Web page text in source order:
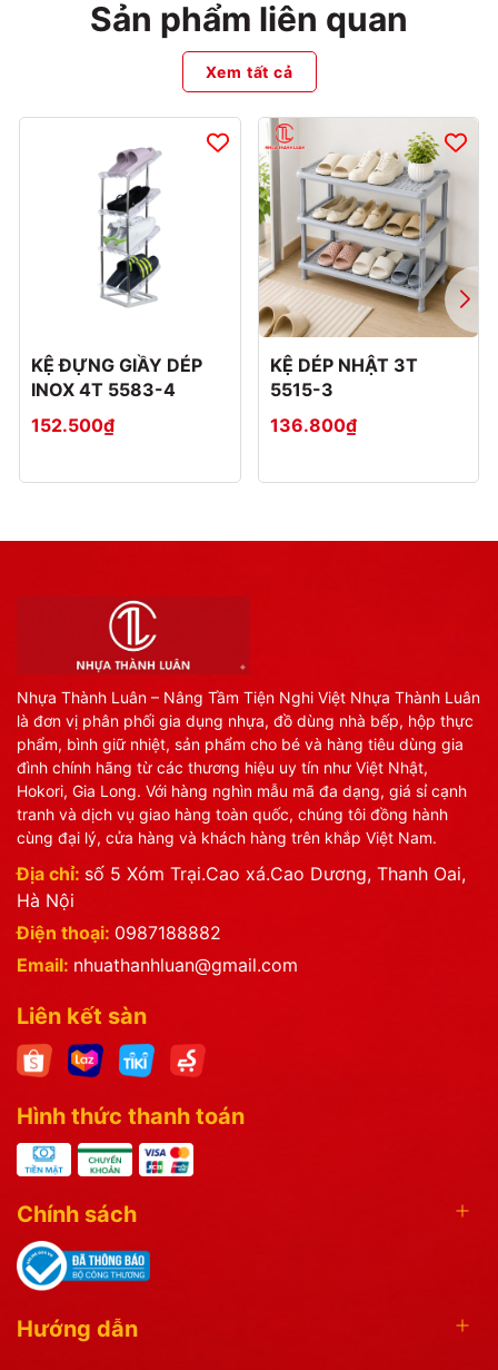
Sản phẩm liên quan
Xem tất cả
KỆ ĐỰNG GIẦY DÉP
INOX 4T 5583-4
152.500₫
KỆ DÉP NHẬT 3T
5515-3
136.800₫
Nhựa Thành Luân – Nâng Tầm Tiện Nghi Việt Nhựa Thành Luân
là đơn vị phân phối gia dụng nhựa, đồ dùng nhà bếp, hộp thực
phẩm, bình giữ nhiệt, sản phẩm cho bé và hàng tiêu dùng gia
đình chính hãng từ các thương hiệu uy tín như Việt Nhật,
Hokori, Gia Long. Với hàng nghìn mẫu mã đa dạng, giá sỉ cạnh
tranh và dịch vụ giao hàng toàn quốc, chúng tôi đồng hành
cùng đại lý, cửa hàng và khách hàng trên khắp Việt Nam.
Địa chỉ: số 5 Xóm Trại.Cao xá.Cao Dương, Thanh Oai,
Hà Nội
Điện thoại: 0987188882
Email: nhuathanhluan@gmail.com
Liên kết sàn
Hình thức thanh toán
Chính sách
Hướng dẫn